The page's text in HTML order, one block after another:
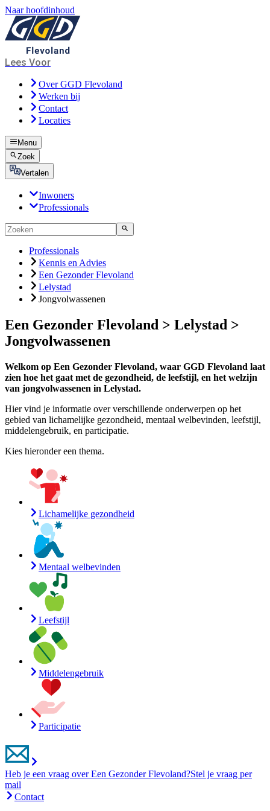
Naar hoofdinhoud
Lees Voor
Over GGD Flevoland
Werken bij
Contact
Locaties
Menu
Zoek
Vertalen
Inwoners
Professionals
Professionals
Kennis en Advies
Een Gezonder Flevoland
Lelystad
Jongvolwassenen
Een Gezonder Flevoland > Lelystad >
Jongvolwassenen
Welkom op Een Gezonder Flevoland, waar GGD Flevoland laat
zien hoe het gaat met de gezondheid, de leefstijl, en het welzijn
van jongvolwassenen in Lelystad.
Hier vind je informatie over verschillende onderwerpen op het
gebied van lichamelijke gezondheid, mentaal welbevinden, leefstijl,
middelengebruik, en participatie.
Kies hieronder een thema.
Lichamelijke gezondheid
Mentaal welbevinden
Leefstijl
Middelengebruik
Participatie
Heb je een vraag over Een Gezonder Flevoland?Stel je vraag per
mail
Contact